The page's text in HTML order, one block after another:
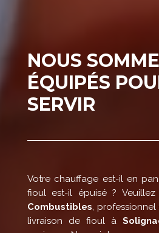
NOUS
ÉQUIPÉS
SERVIR
Votre chauffage est-il en
fioul est-il épuisé ?
Combustibles,
livraison de fioul à